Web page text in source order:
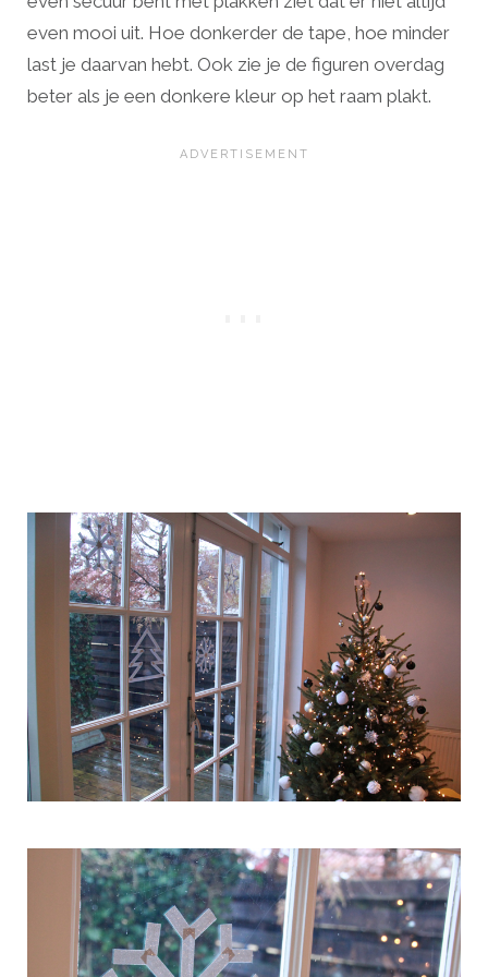
even mooi uit. Hoe donkerder de tape, hoe minder
last je daarvan hebt. Ook zie je de figuren overdag
beter als je een donkere kleur op het raam plakt.